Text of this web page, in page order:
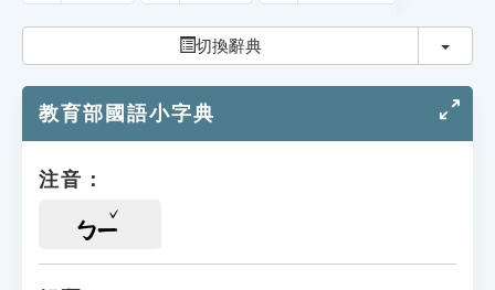
貓頭鷹博士
切換辭典 切換
教育部國語小字典
注音：
ㄅㄧ